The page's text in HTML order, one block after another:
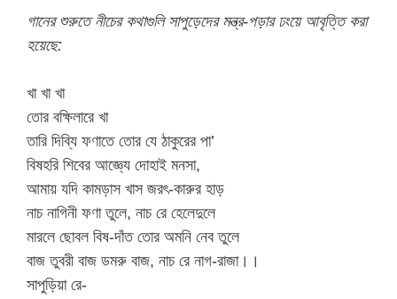
গানের শুরুতে নীচের কথাগুলি সাপুড়েদের মন্ত্র-পড়ার ঢংয়ে আবৃত্তি করা
হয়েছে:
খা খা খা
তোর বক্ষিলারে খা
তারি দিব্যি ফণাতে তোর যে ঠাকুরের পা’
বিষহরি শিবের আজ্ঞ্যে দোহাই মনসা,
আমায় যদি কামড়াস খাস জরৎ-কারুর হাড়
নাচ নাগিনী ফণা তুলে, নাচ রে হেলেদুলে
মারলে ছোবল বিষ-দাঁত তোর অমনি নেব তুলে
বাজ তুবরী বাজ ডমরু বাজ, নাচ রে নাগ-রাজা।।
সাপুড়িয়া রে-